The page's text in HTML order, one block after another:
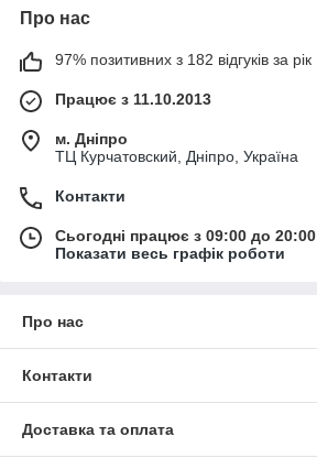
Про нас
97% позитивних з 182 відгуків за рік
Працює з 11.10.2013
м. Дніпро
ТЦ Курчатовский, Дніпро, Україна
Контакти
Сьогодні працює з 09:00 до 20:00
Показати весь графік роботи
Про нас
Контакти
Доставка та оплата